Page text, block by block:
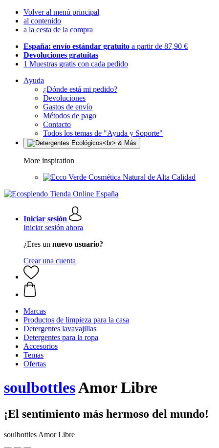
Volver al menú principal
al contenido
a la cesta de la compra
España: envío estándar gratuito a partir de 87,90 €
Devoluciones gratuitas
1 Muestras gratis con cada pedido
Ayuda
¿Dónde está mi pedido?
Devoluciones
Gastos de envío
Métodos de pago
Contacto
Todos los temas de "Ayuda y Soporte"
More inspiration
Cosmética Natural de Alta Calidad
Iniciar sesión
Iniciar sesión ahora
¿Eres un nuevo usuario?
Crear una cuenta
Marcas
Productos de limpieza para la casa
Detergentes lavavajillas
Detergentes para la ropa
Accesorios
Temas
Ofertas
soulbottlesAmor Libre
¡El sentimiento más hermoso del mundo!
soulbottles Amor Libre